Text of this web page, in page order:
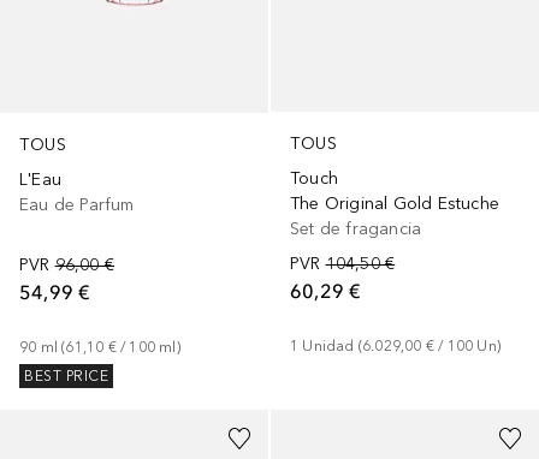
TOUS
L'Eau
Eau de Parfum
PVR 96,00 €
54,99 €
90 ml (61,10 € / 100 ml)
BEST PRICE
TOUS
Touch
The Original Gold Estuche
Set de fragancia
PVR 104,50 €
60,29 €
1 Unidad (6.029,00 € / 100 Un)